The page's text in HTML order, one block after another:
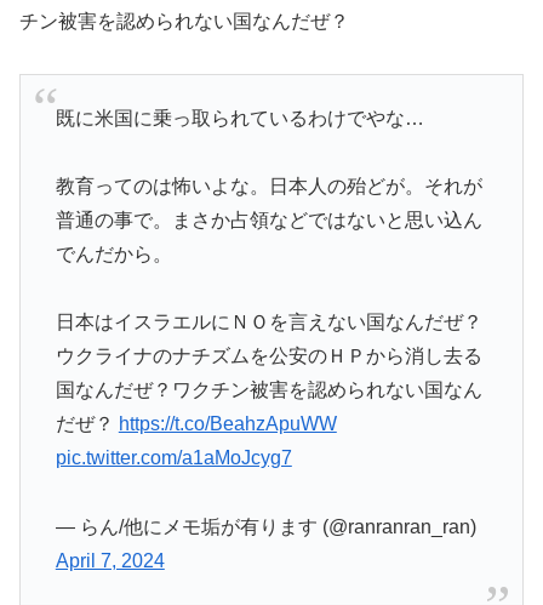
チン被害を認められない国なんだぜ？
既に米国に乗っ取られているわけでやな…
教育ってのは怖いよな。日本人の殆どが。それが
普通の事で。まさか占領などではないと思い込ん
でんだから。
日本はイスラエルにＮＯを言えない国なんだぜ？
ウクライナのナチズムを公安のＨＰから消し去る
国なんだぜ？ワクチン被害を認められない国なん
だぜ？ https://t.co/BeahzApuWW
pic.twitter.com/a1aMoJcyg7
— らん/他にメモ垢が有ります (@ranranran_ran)
April 7, 2024